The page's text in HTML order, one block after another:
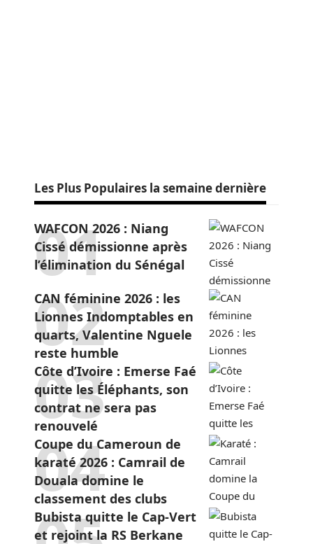
Les Plus Populaires la semaine dernière
WAFCON 2026 : Niang
Cissé démissionne après
l’élimination du Sénégal
CAN féminine 2026 : les
Lionnes Indomptables en
quarts, Valentine Nguele
reste humble
Côte d’Ivoire : Emerse Faé
quitte les Éléphants, son
contrat ne sera pas
renouvelé
Coupe du Cameroun de
karaté 2026 : Camrail de
Douala domine le
classement des clubs
Bubista quitte le Cap-Vert
et rejoint la RS Berkane